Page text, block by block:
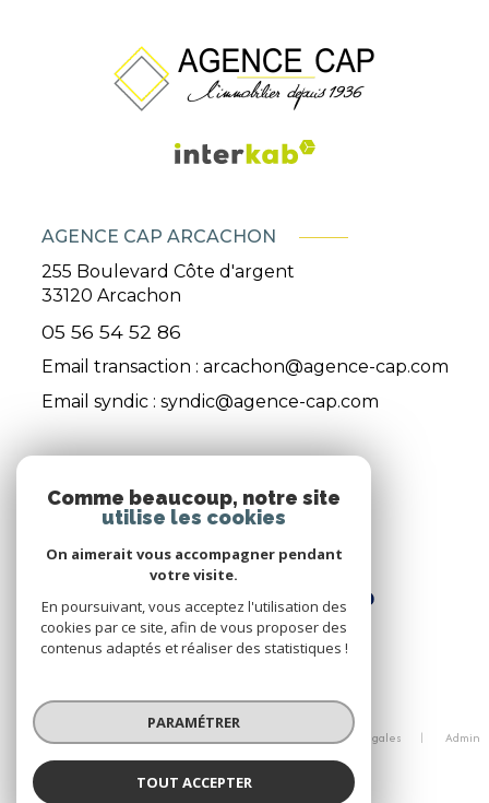
AGENCE CAP ARCACHON
255 Boulevard Côte d'argent
33120 Arcachon
05 56 54 52 86
Email transaction : arcachon@agence-cap.com
Email syndic : syndic@agence-cap.com
ADHÉRENTS
© 2026 | Tous droits réservés
Mentions légales
Admin
Comme beaucoup, notre site
utilise les cookies
On aimerait vous accompagner pendant
votre visite.
En poursuivant, vous acceptez l'utilisation des
cookies par ce site, afin de vous proposer des
contenus adaptés et réaliser des statistiques !
PARAMÉTRER
TOUT ACCEPTER